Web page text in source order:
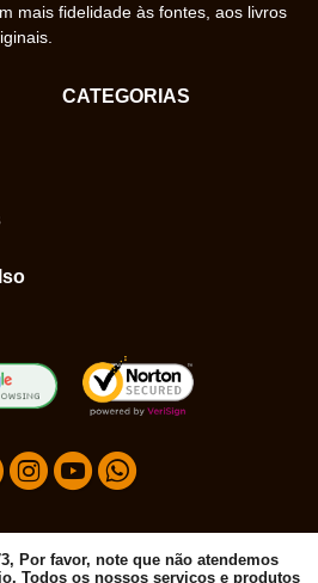
mais fidelidade às fontes, aos livros
CATEGORIAS
Por favor, note que não atendemos
Todos os nossos serviços e produtos